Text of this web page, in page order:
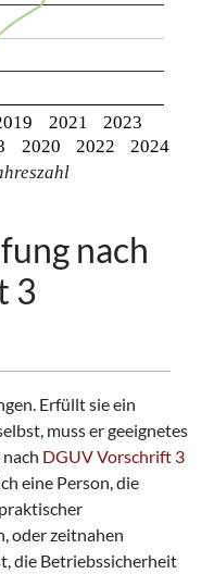
2020
2021
2022
2023
2024
nach
3
Erfüllt sie ein
muss er geeignetes
DGUV Vorschrift 3
eine Person, die
oder zeitnahen
die Betriebssicherheit